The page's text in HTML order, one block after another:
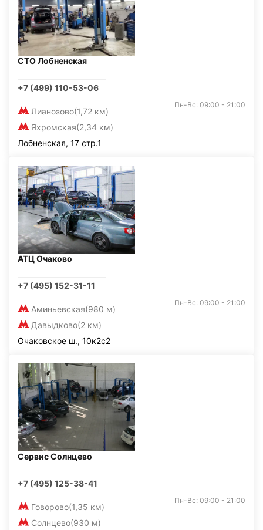
СТО Лобненская
+7 (499) 110-53-06
Лианозово(1,72 км)
Яхромская(2,34 км)
Пн-Вс: 09:00 - 21:00
Лобненская, 17 стр.1
АТЦ Очаково
+7 (495) 152-31-11
Аминьевская(980 м)
Давыдково(2 км)
Пн-Вс: 09:00 - 21:00
Очаковское ш., 10к2с2
Сервис Солнцево
+7 (495) 125-38-41
Говорово(1,35 км)
Солнцево(930 м)
Пн-Вс: 09:00 - 21:00